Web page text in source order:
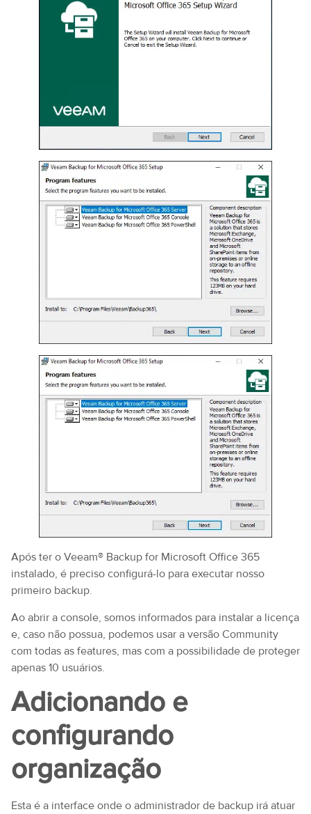
Após ter o Veeam® Backup for Microsoft Office 365
instalado, é preciso configurá-lo para executar nosso
primeiro backup.
Ao abrir a console, somos informados para instalar a licença
e, caso não possua, podemos usar a versão Community
com todas as features, mas com a possibilidade de proteger
apenas 10 usuários.
Adicionando e
configurando
organização
Esta é a interface onde o administrador de backup irá atuar